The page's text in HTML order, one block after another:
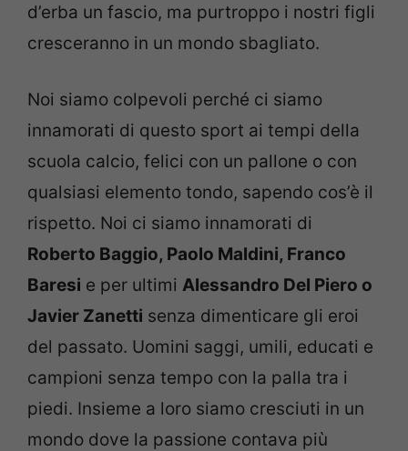
d’erba un fascio, ma purtroppo i nostri figli
cresceranno in un mondo sbagliato.
Noi siamo colpevoli perché ci siamo
innamorati di questo sport ai tempi della
scuola calcio, felici con un pallone o con
qualsiasi elemento tondo, sapendo cos’è il
rispetto. Noi ci siamo innamorati di
Roberto Baggio, Paolo Maldini, Franco
Baresi e per ultimi Alessandro Del Piero o
Javier Zanetti senza dimenticare gli eroi
del passato. Uomini saggi, umili, educati e
campioni senza tempo con la palla tra i
piedi. Insieme a loro siamo cresciuti in un
mondo dove la passione contava più